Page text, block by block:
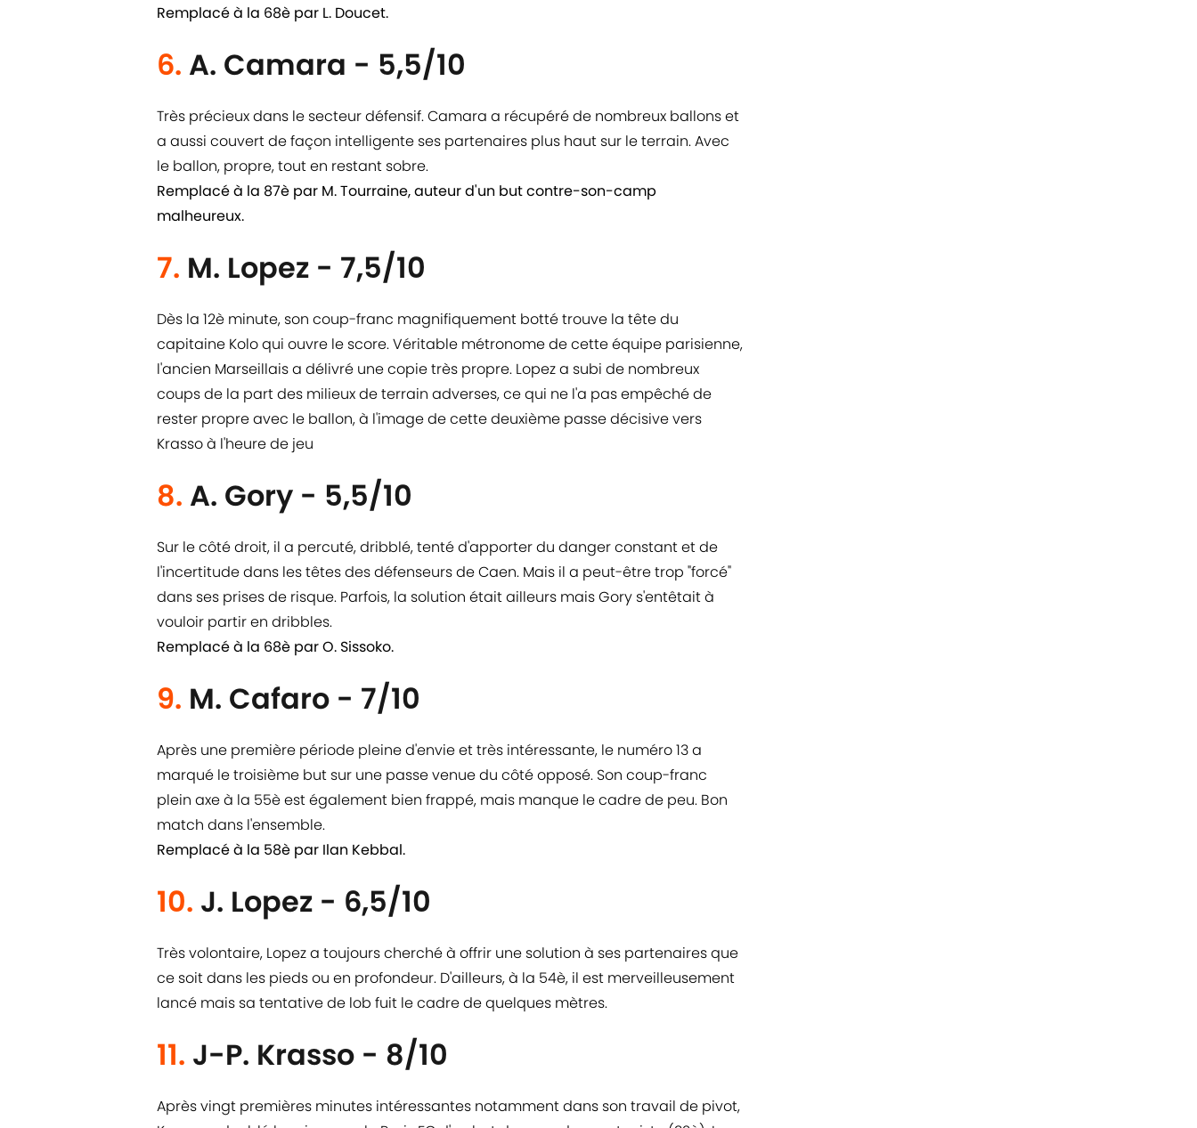
Remplacé à la 68è par L. Doucet.
6. A. Camara - 5,5/10
Très précieux dans le secteur défensif. Camara a récupéré de nombreux ballons et
a aussi couvert de façon intelligente ses partenaires plus haut sur le terrain. Avec
le ballon, propre, tout en restant sobre.
Remplacé à la 87è par M. Tourraine, auteur d'un but contre-son-camp
malheureux.
7. M. Lopez - 7,5/10
Dès la 12è minute, son coup-franc magnifiquement botté trouve la tête du
capitaine Kolo qui ouvre le score. Véritable métronome de cette équipe parisienne,
l'ancien Marseillais a délivré une copie très propre. Lopez a subi de nombreux
coups de la part des milieux de terrain adverses, ce qui ne l'a pas empêché de
rester propre avec le ballon, à l'image de cette deuxième passe décisive vers
Krasso à l'heure de jeu
8. A. Gory - 5,5/10
Sur le côté droit, il a percuté, dribblé, tenté d'apporter du danger constant et de
l'incertitude dans les têtes des défenseurs de Caen. Mais il a peut-être trop "forcé"
dans ses prises de risque. Parfois, la solution était ailleurs mais Gory s'entêtait à
vouloir partir en dribbles.
Remplacé à la 68è par O. Sissoko.
9. M. Cafaro - 7/10
Après une première période pleine d'envie et très intéressante, le numéro 13 a
marqué le troisième but sur une passe venue du côté opposé. Son coup-franc
plein axe à la 55è est également bien frappé, mais manque le cadre de peu. Bon
match dans l'ensemble.
Remplacé à la 58è par Ilan Kebbal.
10. J. Lopez - 6,5/10
Très volontaire, Lopez a toujours cherché à offrir une solution à ses partenaires que
ce soit dans les pieds ou en profondeur. D'ailleurs, à la 54è, il est merveilleusement
lancé mais sa tentative de lob fuit le cadre de quelques mètres.
11. J-P. Krasso - 8/10
Après vingt premières minutes intéressantes notamment dans son travail de pivot,